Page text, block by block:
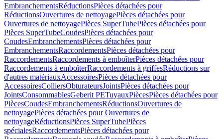
EmbranchementsRéductionsPièces détachées pour
RéductionsOuvertures de nettoyagePièces détachées pour
Ouvertures de nettoyagePièces SuperTubePièces détachées pour
Pièces SuperTubeCoudesPièces détachées pour
CoudesEmbranchementsPièces détachées pour
EmbranchementsRaccordementsPièces détachées pour
RaccordementsRaccordements à emboîterPièces détachées pour
Raccordements à emboîterRaccordements à griffesRéductions sur
d'autres matériauxAccessoiresPièces détachées pour
AccessoiresColliersObturateursJointsPièces détachées pour
JointsConsommablesGeberit PETuyauxPiècesPièces détachées pour
PiècesCoudesEmbranchementsRéductionsOuvertures de
nettoyagePièces détachées pour Ouvertures de
nettoyageRéductionsPièces SuperTubePièces
spécialesRaccordementsPièces détachées pour